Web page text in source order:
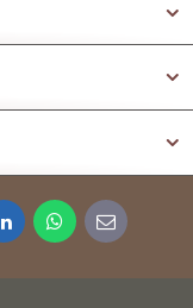
LinkedInWhatsApp
E-
mail